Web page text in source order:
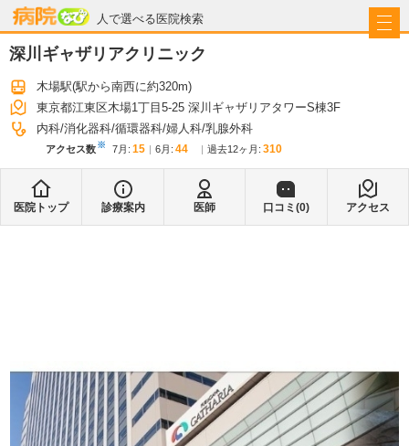
人で選べる医院検索
病院なび
深川ギャザリアクリニック
木場駅(駅から南西に約320m)
東京都江東区木場1丁目5-25 深川ギャザリアタワーS棟3F
内科 消化器科 循環器科 婦人科 乳腺外科
アクセス数※ 7月 : 15 6月 : 44 過去12ヶ月: 310
医院トップ 診療案内 医師 口コミ(0) アクセス